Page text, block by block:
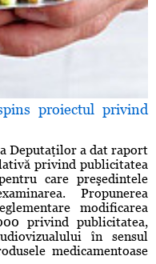
proiectul privind
Deputaţilor a dat raport
privind publicitatea
care preşedintele
Propunerea
modificarea
privind publicitatea,
în sensul
medicamentoase